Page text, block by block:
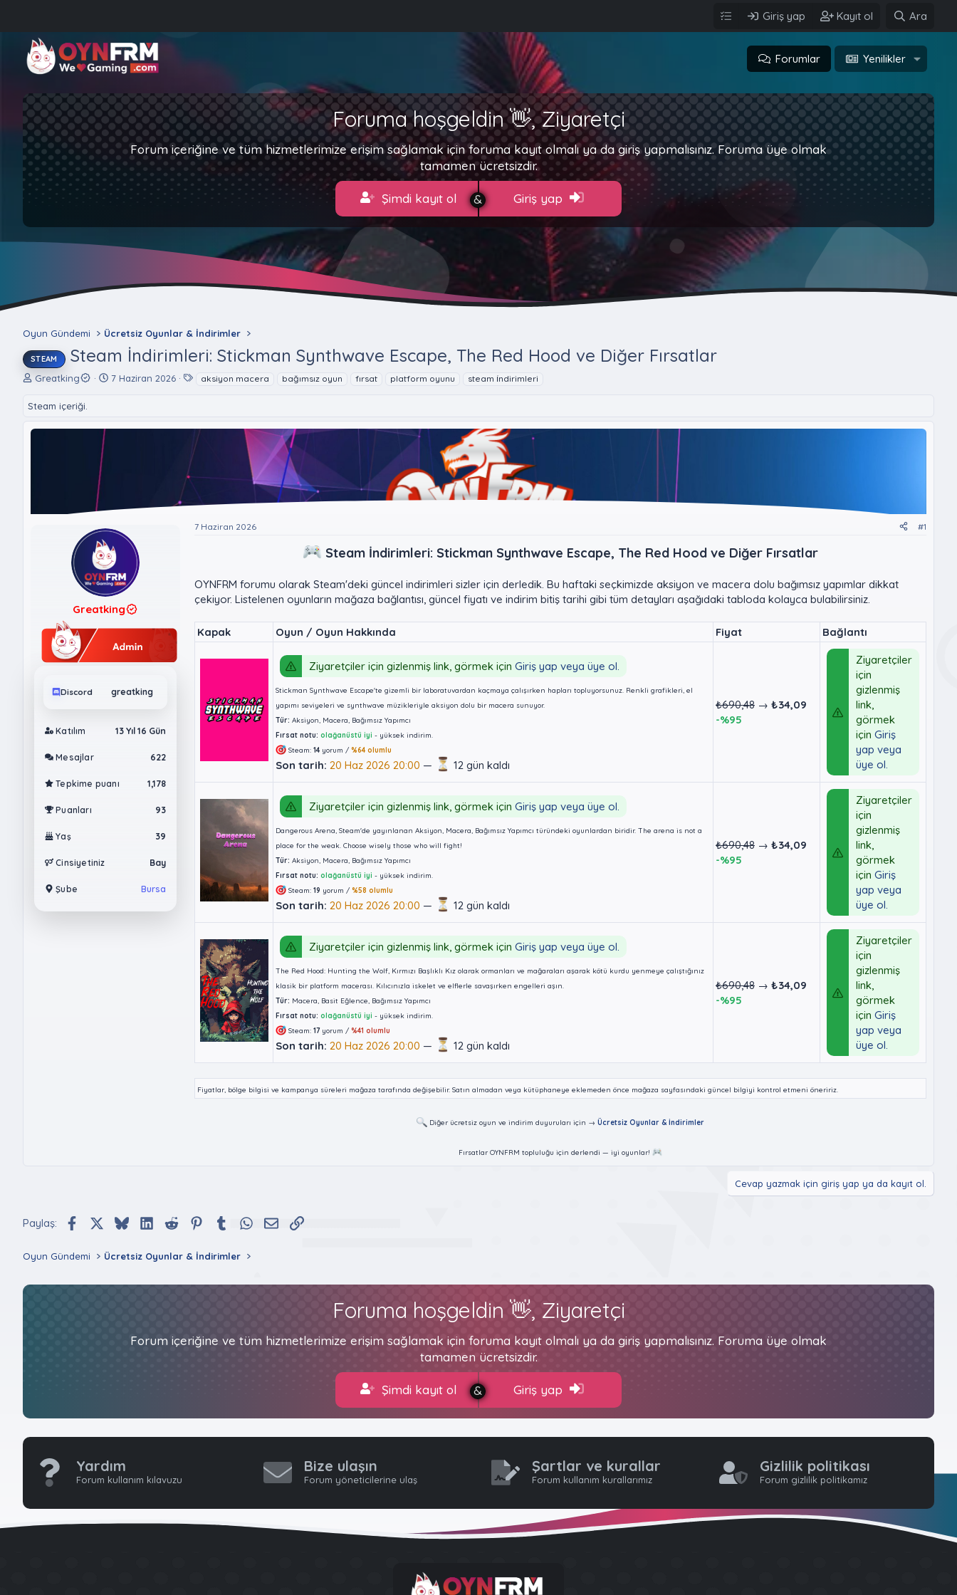
Giriş yap Kayıt ol Ara
Forumlar Yenilikler
Foruma hoşgeldin 👋, Ziyaretçi
Forum içeriğine ve tüm hizmetlerimize erişim sağlamak için foruma kayıt olmalı ya da giriş yapmalısınız. Foruma üye olmak
tamamen ücretsizdir.
Şimdi kayıt ol Giriş yap
Oyun Gündemi Ücretsiz Oyunlar & İndirimler
STEAM Steam İndirimleri: Stickman Synthwave Escape, The Red Hood ve Diğer Fırsatlar
K
n
y
Greatking
B
a
i
h
i
7 Haziran 2026
e
t
r
aksiyon macera bağımsız oyun fırsat platform oyunu steam i̇ndirimleri
Steam içeriği.
Greatking
Discord greatking
Katılım 13 Yıl 16 Gün
Mesajlar 622
Tepkime puanı 1,178
Puanları 93
Yaş 39
Cinsiyetiniz Bay
Şube Bursa
7 Haziran 2026 #1
Steam İndirimleri: Stickman Synthwave Escape, The Red Hood ve Diğer Fırsatlar
OYNFRM forumu olarak Steam'deki güncel indirimleri sizler için derledik. Bu haftaki seçkimizde aksiyon ve macera dolu bağımsız yapımlar dikkat
çekiyor. Listelenen oyunların mağaza bağlantısı, güncel fiyatı ve indirim bitiş tarihi gibi tüm detayları aşağıdaki tabloda kolayca bulabilirsiniz.
Kapak Oyun / Oyun Hakkında Fiyat Bağlantı
Ziyaretçiler için gizlenmiş link, görmek için Giriş yap veya üye ol.
Stickman Synthwave Escape'te gizemli bir laboratuvardan kaçmaya çalışırken hapları topluyorsunuz. Renkli grafikleri, el
yapımı seviyeleri ve synthwave müzikleriyle aksiyon dolu bir macera sunuyor.
Tür: Aksiyon, Macera, Bağımsız Yapımcı
Fırsat notu: olağanüstü iyi - yüksek indirim.
Steam: 14yorum / %64 olumlu
Son tarih: 20 Haz 2026 20:00 — 12 gün kaldı
₺690,48 → ₺34,09
-%95
Ziyaretçiler
için
gizlenmiş
link,
görmek
için Giriş
yap veya
üye ol.
Ziyaretçiler için gizlenmiş link, görmek için Giriş yap veya üye ol.
Dangerous Arena, Steam'de yayınlanan Aksiyon, Macera, Bağımsız Yapımcı türündeki oyunlardan biridir. The arena is not a
place for the weak. Choose wisely those who will fight!
Tür: Aksiyon, Macera, Bağımsız Yapımcı
Fırsat notu: olağanüstü iyi - yüksek indirim.
Steam: 19 yorum / %58 olumlu
Son tarih: 20 Haz 2026 20:00 — 12 gün kaldı
₺690,48 → ₺34,09
-%95
Ziyaretçiler
için
gizlenmiş
link,
görmek
için Giriş
yap veya
üye ol.
Ziyaretçiler için gizlenmiş link, görmek için Giriş yap veya üye ol.
The Red Hood: Hunting the Wolf, Kırmızı Başlıklı Kız olarak ormanları ve mağaraları aşarak kötü kurdu yenmeye çalıştığınız
klasik bir platform macerası. Kılıcınızla iskelet ve elflerle savaşırken engelleri aşın.
Tür: Macera, Basit Eğlence, Bağımsız Yapımcı
Fırsat notu: olağanüstü iyi - yüksek indirim.
Steam: 17yorum / %41 olumlu
Son tarih: 20 Haz 2026 20:00 — 12 gün kaldı
₺690,48 → ₺34,09
-%95
Ziyaretçiler
için
gizlenmiş
link,
görmek
için Giriş
yap veya
üye ol.
Fiyatlar, bölge bilgisi ve kampanya süreleri mağaza tarafında değişebilir. Satın almadan veya kütüphaneye eklemeden önce mağaza sayfasındaki güncel bilgiyi kontrol etmeni öneririz.
Diğer ücretsiz oyun ve indirim duyuruları için → Ücretsiz Oyunlar & İndirimler
Fırsatlar OYNFRM topluluğu için derlendi — iyi oyunlar!
Cevap yazmak için giriş yap ya da kayıt ol.
Paylaş: FacebookX (Twitter)
BlueskyLinkedIn
Reddit Pinterest
Tumblr WhatsApp
E-postaBağlantı
Oyun Gündemi Ücretsiz Oyunlar & İndirimler
Foruma hoşgeldin 👋, Ziyaretçi
Forum içeriğine ve tüm hizmetlerimize erişim sağlamak için foruma kayıt olmalı ya da giriş yapmalısınız. Foruma üye olmak
tamamen ücretsizdir.
Şimdi kayıt ol Giriş yap
Yardım
Forum kullanım kılavuzu
Bize ulaşın
Forum yöneticilerine ulaş
Şartlar ve kurallar
Forum kullanım kurallarımız
Gizlilik politikası
Forum gizlilik politikamız